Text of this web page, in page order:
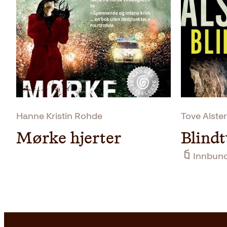
Hanne Kristin Rohde
Mørke hjerter
Tove